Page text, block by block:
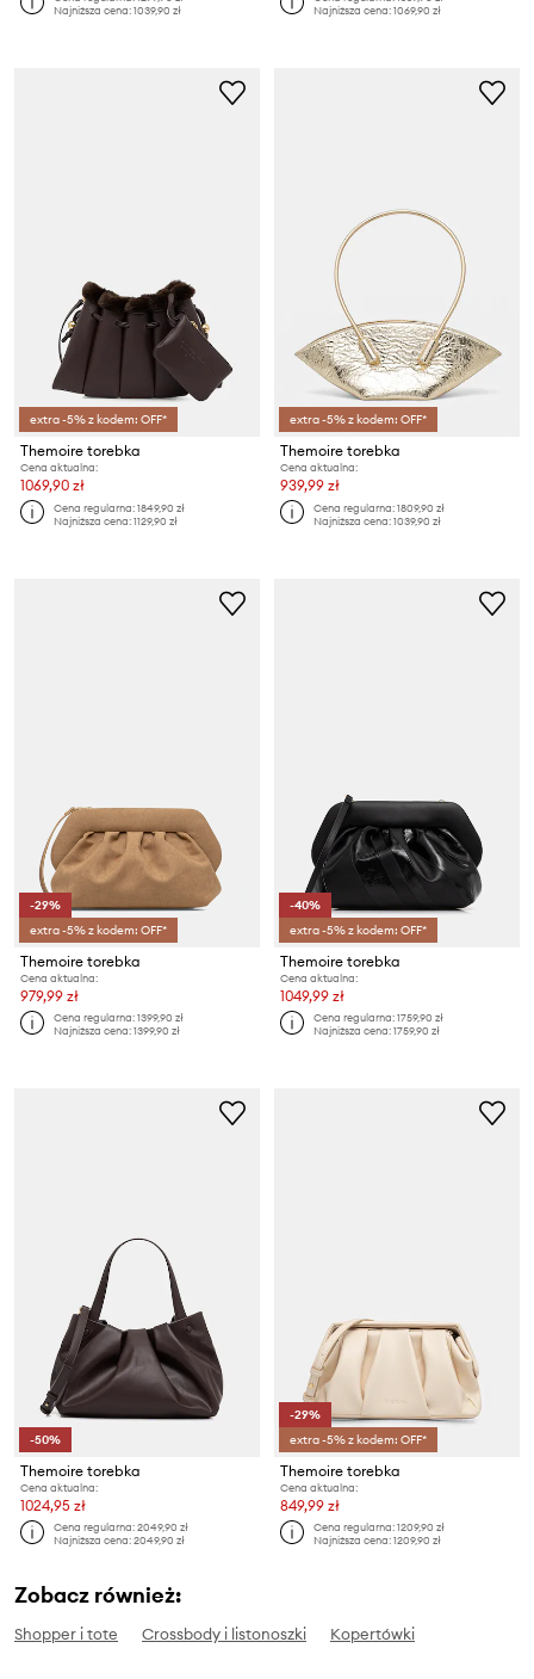
Najniższa cena:1039,90 zł
Najniższa cena:1069,90 zł
extra -5% z kodem: OFF*
Themoire torebka
Cena aktualna:
1069,90 zł
Cena regularna:1849,90 zł
Najniższa cena:1129,90 zł
extra -5% z kodem: OFF*
Themoire torebka
Cena aktualna:
939,99 zł
Cena regularna:1809,90 zł
Najniższa cena:1039,90 zł
-29%
extra -5% z kodem: OFF*
Themoire torebka
Cena aktualna:
979,99 zł
Cena regularna:1399,90 zł
Najniższa cena:1399,90 zł
-40%
extra -5% z kodem: OFF*
Themoire torebka
Cena aktualna:
1049,99 zł
Cena regularna:1759,90 zł
Najniższa cena:1759,90 zł
-50%
Themoire torebka
Cena aktualna:
1024,95 zł
Cena regularna:2049,90 zł
Najniższa cena:2049,90 zł
-29%
extra -5% z kodem: OFF*
Themoire torebka
Cena aktualna:
849,99 zł
Cena regularna:1209,90 zł
Najniższa cena:1209,90 zł
Zobacz również:
Shopper i tote Crossbody i listonoszki Kopertówki